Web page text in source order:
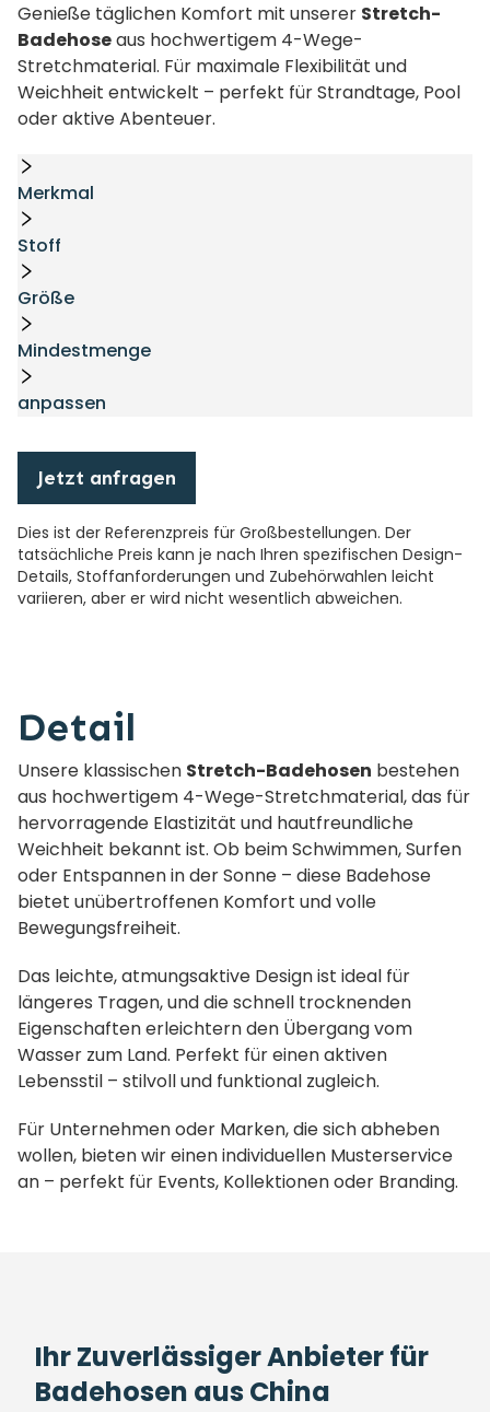
Genieße täglichen Komfort mit unserer Stretch-
Badehoseaus hochwertigem 4-Wege-
Stretchmaterial. Für maximale Flexibilität und
Weichheit entwickelt – perfekt für Strandtage, Pool
oder aktive Abenteuer.
Merkmal
Stoff
Größe
Mindestmenge
anpassen
Jetzt anfragen
Dies ist der Referenzpreis für Großbestellungen. Der
tatsächliche Preis kann je nach Ihren spezifischen Design-
Details, Stoffanforderungen und Zubehörwahlen leicht
variieren, aber er wird nicht wesentlich abweichen.
Detail
Unsere klassischen Stretch-Badehosen bestehen
aus hochwertigem 4-Wege-Stretchmaterial, das für
hervorragende Elastizität und hautfreundliche
Weichheit bekannt ist. Ob beim Schwimmen, Surfen
oder Entspannen in der Sonne – diese Badehose
bietet unübertroffenen Komfort und volle
Bewegungsfreiheit.
Das leichte, atmungsaktive Design ist ideal für
längeres Tragen, und die schnell trocknenden
Eigenschaften erleichtern den Übergang vom
Wasser zum Land. Perfekt für einen aktiven
Lebensstil – stilvoll und funktional zugleich.
Für Unternehmen oder Marken, die sich abheben
wollen, bieten wir einen individuellen Musterservice
an – perfekt für Events, Kollektionen oder Branding.
Ihr Zuverlässiger Anbieter für
Badehosen aus China